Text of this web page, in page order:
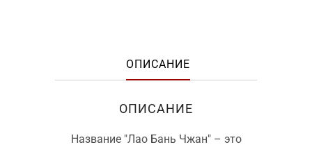
ОПИСАНИЕ
ОПИСАНИЕ
Название "Лао Бань Чжан" – это